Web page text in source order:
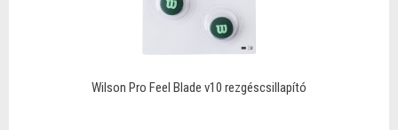
Wilson Pro Feel Blade v10 rezgéscsillapító